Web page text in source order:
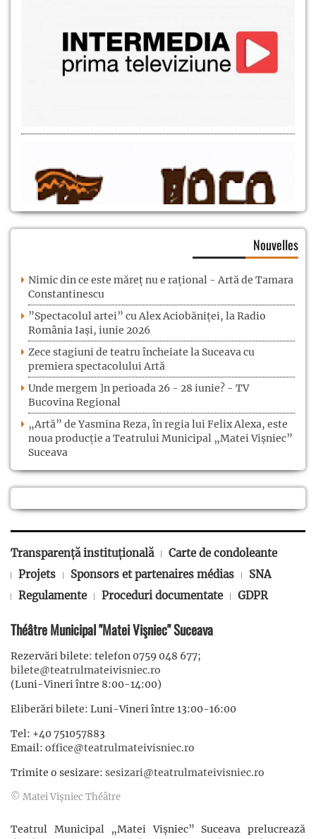
Nouvelles
Nimic din ce este măreț nu e rațional - Artă de Tamara
Constantinescu
”Spectacolul artei” cu Alex Aciobăniței, la Radio
România Iași, iunie 2026
Zece stagiuni de teatru încheiate la Suceava cu
premiera spectacolului Artă
Unde mergem ]n perioada 26 - 28 iunie? - TV
Bucovina Regional
„Artă” de Yasmina Reza, în regia lui Felix Alexa, este
noua producție a Teatrului Municipal „Matei Vișniec”
Suceava
Transparență instituțională
Carte de condoleante
Projets
Sponsors et partenaires médias
SNA
Regulamente
Proceduri documentate GDPR
Théâtre Municipal "Matei Vişniec" Suceava
Rezervări bilete: telefon 0759 048 677;
bilete@teatrulmateivisniec.ro
(Luni-Vineri între 8:00-14:00)
Eliberări bilete: Luni-Vineri între 13:00-16:00
Tel: +40 751057883
Email: office@teatrulmateivisniec.ro
Trimite o sesizare: sesizari@teatrulmateivisniec.ro
© Matei Vişniec Théâtre
Teatrul Municipal „Matei Vișniec” Suceava prelucrează